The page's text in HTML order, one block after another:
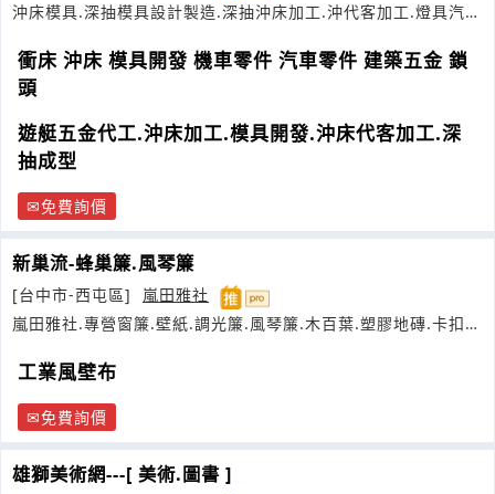
沖床模具.深抽模具設計製造.深抽沖床加工.沖代客加工.燈具汽機
衝床 沖床 模具開發 機車零件 汽車零件 建築五金 鎖
頭
遊艇五金代工.沖床加工.模具開發.沖床代客加工.深
抽成型
免費詢價
新巢流-蜂巢簾.風琴簾
[台中市-西屯區]
嵐田雅社
嵐田雅社.專營窗簾.壁紙.調光簾.風琴簾.木百葉.塑膠地磚.卡扣地
工業風壁布
免費詢價
雄獅美術網---[ 美術.圖書 ]